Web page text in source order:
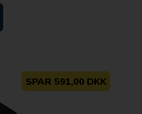
SPAR 591,00 DKK